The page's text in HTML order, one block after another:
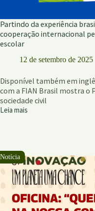
Partindo da experiência
cooperação internacional
escolar
12 de setembro de 2025
Disponível também em
com a FIAN Brasil mostra o
sociedade civil
Leia mais
Partindo
publicação
promove
cooperação
internacional
pelo
direito